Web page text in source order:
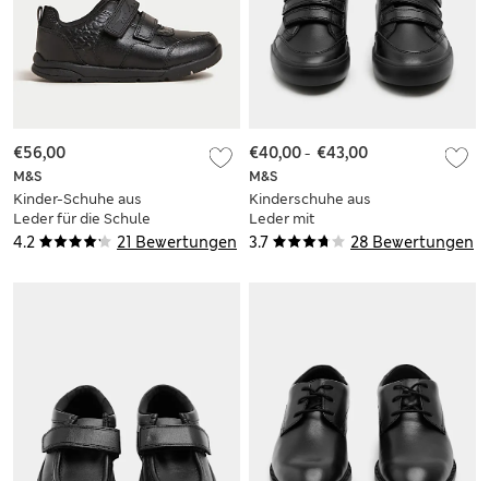
4.2 21 Bewertungen
M&S
Kinder-Schuhe aus
Leder für die Schule
(25,5–34,5)
€56,00
3.7 28 Bewertungen
M&S
Kinderschuhe aus
Leder mit
dreifachem
€40,00- €43,00